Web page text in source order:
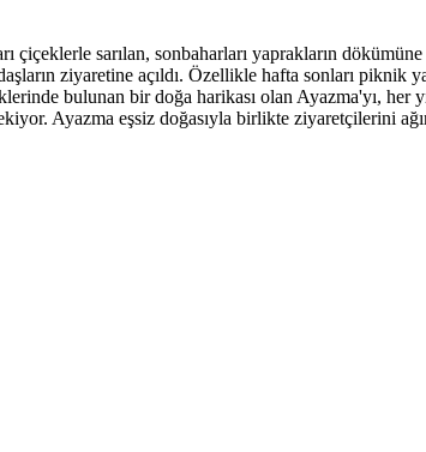
sarılan, sonbaharları yaprakların
ziyaretine açıldı. Özellikle hafta sonları piknik
bulunan bir doğa harikası olan Ayazma'yı, her
Ayazma eşsiz doğasıyla birlikte ziyaretçilerini